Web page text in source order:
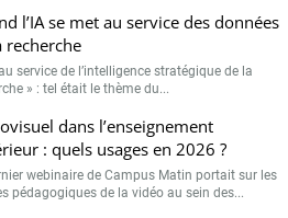
l’IA se met au service des données
recherche
au service de l’intelligence stratégique de la
» : tel était le thème du...
dans l’enseignement
: quels usages en 2026 ?
webinaire de Campus Matin portait sur les
pédagogiques de la vidéo au sein des...